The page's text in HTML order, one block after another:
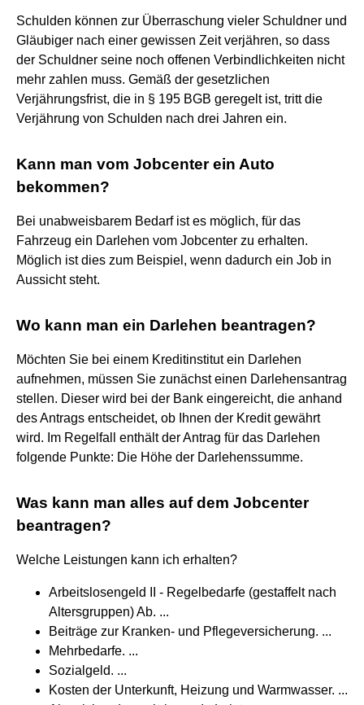
Schulden können zur Überraschung vieler Schuldner und
Gläubiger nach einer gewissen Zeit verjähren, so dass
der Schuldner seine noch offenen Verbindlichkeiten nicht
mehr zahlen muss. Gemäß der gesetzlichen
Verjährungsfrist, die in § 195 BGB geregelt ist, tritt die
Verjährung von Schulden nach drei Jahren ein.
Kann man vom Jobcenter ein Auto
bekommen?
Bei unabweisbarem Bedarf ist es möglich, für das
Fahrzeug ein Darlehen vom Jobcenter zu erhalten.
Möglich ist dies zum Beispiel, wenn dadurch ein Job in
Aussicht steht.
Wo kann man ein Darlehen beantragen?
Möchten Sie bei einem Kreditinstitut ein Darlehen
aufnehmen, müssen Sie zunächst einen Darlehensantrag
stellen. Dieser wird bei der Bank eingereicht, die anhand
des Antrags entscheidet, ob Ihnen der Kredit gewährt
wird. Im Regelfall enthält der Antrag für das Darlehen
folgende Punkte: Die Höhe der Darlehenssumme.
Was kann man alles auf dem Jobcenter
beantragen?
Welche Leistungen kann ich erhalten?
Arbeitslosengeld II - Regelbedarfe (gestaffelt nach
Altersgruppen) Ab. ...
Beiträge zur Kranken- und Pflegeversicherung. ...
Mehrbedarfe. ...
Sozialgeld. ...
Kosten der Unterkunft, Heizung und Warmwasser. ...